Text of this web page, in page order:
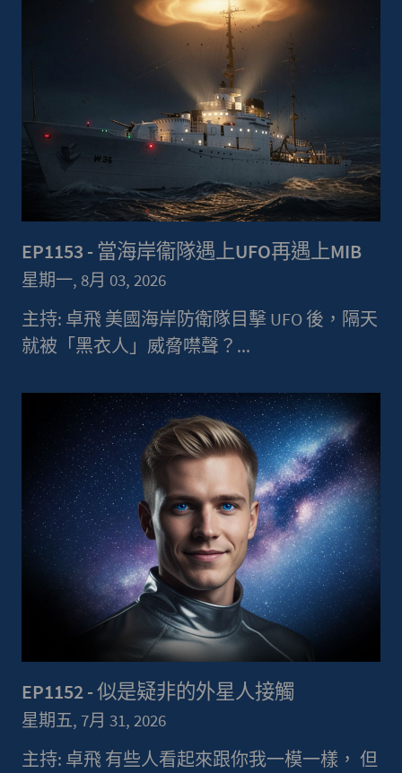
EP1153 - 當海岸衞隊遇上UFO再遇上MIB
星期一, 8月 03, 2026
主持: 卓飛 美國海岸防衛隊目擊 UFO 後，隔天
就被「黑衣人」威脅噤聲？...
EP1152 - 似是疑非的外星人接觸
星期五, 7月 31, 2026
主持: 卓飛 有些人看起來跟你我一模一樣， 但